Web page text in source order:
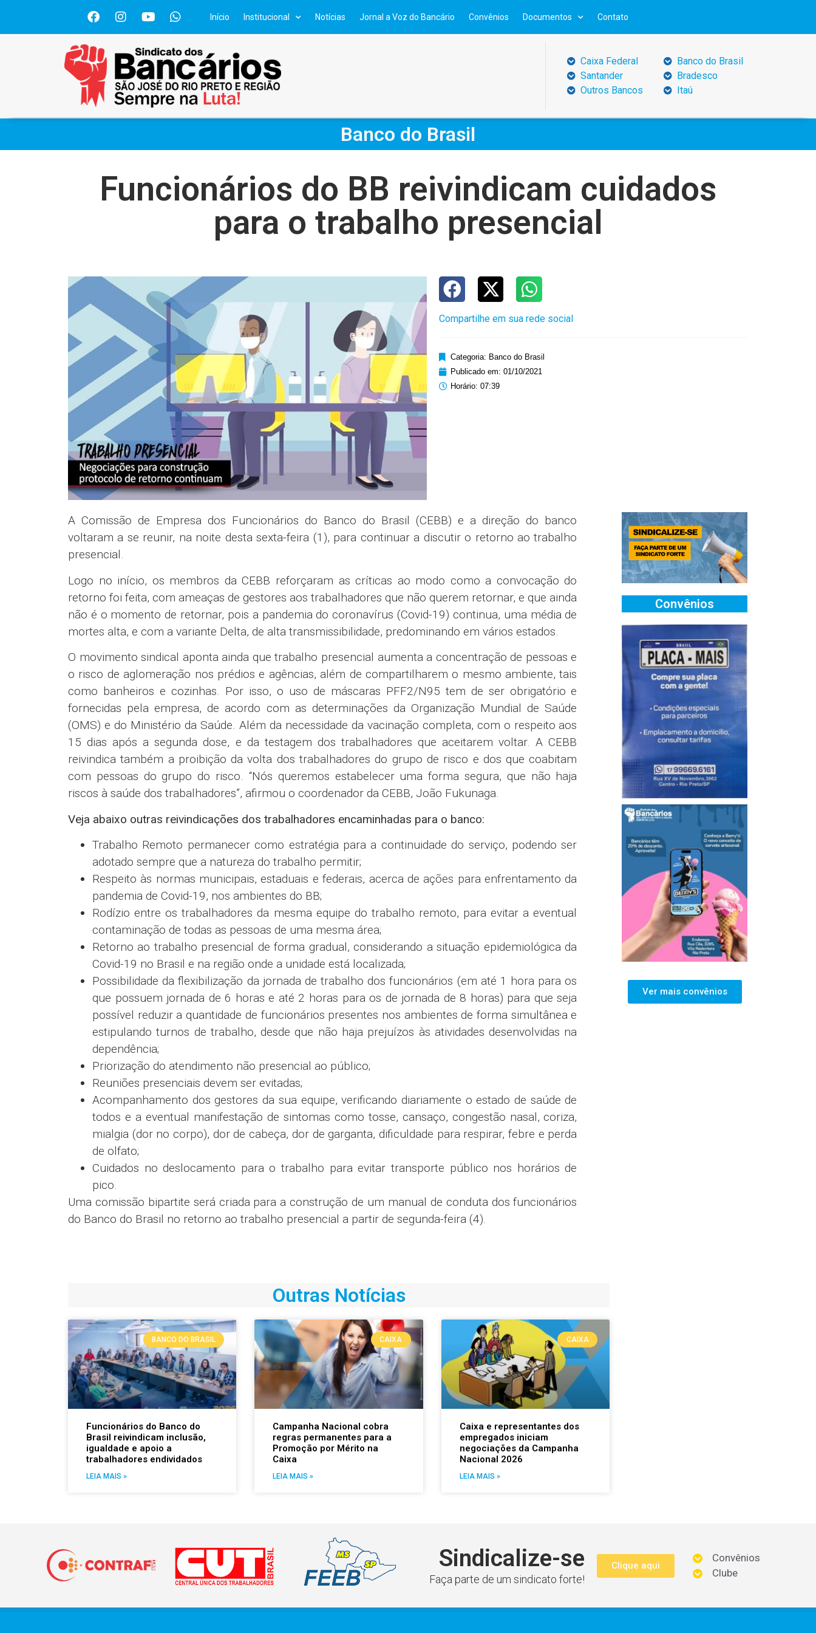
Início Institucional Notícias Jornal a Voz do Bancário Convênios Documentos Contato
Caixa Federal
Santander
Outros Bancos
Banco do Brasil
Bradesco
Itaú
Banco do Brasil
Funcionários do BB reivindicam cuidados
para o trabalho presencial
Compartilhe em sua rede social
Categoria: Banco do Brasil
Publicado em: 01/10/2021
Horário: 07:39
A Comissão de Empresa dos Funcionários do Banco do Brasil (CEBB) e a direção do banco
voltaram a se reunir, na noite desta sexta-feira (1), para continuar a discutir o retorno ao trabalho
presencial.
Logo no início, os membros da CEBB reforçaram as críticas ao modo como a convocação do
retorno foi feita, com ameaças de gestores aos trabalhadores que não querem retornar, e que ainda
não é o momento de retornar, pois a pandemia do coronavírus (Covid-19) continua, uma média de
mortes alta, e com a variante Delta, de alta transmissibilidade, predominando em vários estados.
O movimento sindical aponta ainda que trabalho presencial aumenta a concentração de pessoas e
o risco de aglomeração nos prédios e agências, além de compartilharem o mesmo ambiente, tais
como banheiros e cozinhas. Por isso, o uso de máscaras PFF2/N95 tem de ser obrigatório e
fornecidas pela empresa, de acordo com as determinações da Organização Mundial de Saúde
(OMS) e do Ministério da Saúde. Além da necessidade da vacinação completa, com o respeito aos
15 dias após a segunda dose, e da testagem dos trabalhadores que aceitarem voltar. A CEBB
reivindica também a proibição da volta dos trabalhadores do grupo de risco e dos que coabitam
com pessoas do grupo do risco. “Nós queremos estabelecer uma forma segura, que não haja
riscos à saúde dos trabalhadores”, afirmou o coordenador da CEBB, João Fukunaga.
Veja abaixo outras reivindicações dos trabalhadores encaminhadas para o banco:
Trabalho Remoto permanecer como estratégia para a continuidade do serviço, podendo ser
adotado sempre que a natureza do trabalho permitir;
Respeito às normas municipais, estaduais e federais, acerca de ações para enfrentamento da
pandemia de Covid-19, nos ambientes do BB;
Rodízio entre os trabalhadores da mesma equipe do trabalho remoto, para evitar a eventual
contaminação de todas as pessoas de uma mesma área;
Retorno ao trabalho presencial de forma gradual, considerando a situação epidemiológica da
Covid-19 no Brasil e na região onde a unidade está localizada;
Possibilidade da flexibilização da jornada de trabalho dos funcionários (em até 1 hora para os
que possuem jornada de 6 horas e até 2 horas para os de jornada de 8 horas) para que seja
possível reduzir a quantidade de funcionários presentes nos ambientes de forma simultânea e
estipulando turnos de trabalho, desde que não haja prejuízos às atividades desenvolvidas na
dependência;
Priorização do atendimento não presencial ao público;
Reuniões presenciais devem ser evitadas;
Acompanhamento dos gestores da sua equipe, verificando diariamente o estado de saúde de
todos e a eventual manifestação de sintomas como tosse, cansaço, congestão nasal, coriza,
mialgia (dor no corpo), dor de cabeça, dor de garganta, dificuldade para respirar, febre e perda
de olfato;
Cuidados no deslocamento para o trabalho para evitar transporte público nos horários de
pico.
Uma comissão bipartite será criada para a construção de um manual de conduta dos funcionários
do Banco do Brasil no retorno ao trabalho presencial a partir de segunda-feira (4).
Outras Notícias
BANCO DO BRASIL
Funcionários do Banco do
Brasil reivindicam inclusão,
igualdade e apoio a
trabalhadores endividados
LEIA MAIS »
CAIXA
Campanha Nacional cobra
regras permanentes para a
Promoção por Mérito na
Caixa
LEIA MAIS »
CAIXA
Caixa e representantes dos
empregados iniciam
negociações da Campanha
Nacional 2026
LEIA MAIS »
Convênios
Ver mais convênios
Sindicalize-se
Faça parte de um sindicato forte!
Clique aqui
Convênios
Clube